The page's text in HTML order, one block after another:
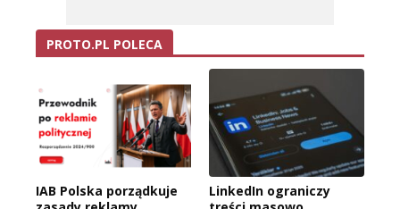
PROTO.PL POLECA
IAB Polska porządkuje
LinkedIn ograniczy